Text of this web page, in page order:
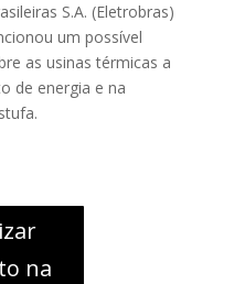
S.A. (Eletrobras)
um possível
as usinas térmicas a
de energia e na
na